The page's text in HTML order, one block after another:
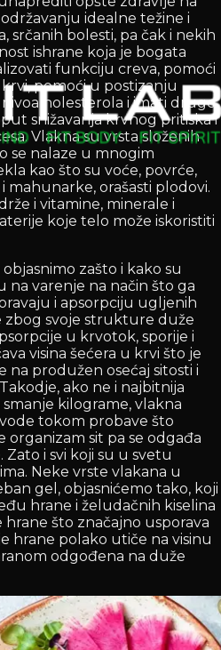
idealne težine i
srčanih bolesti, pa čak i nekih
ishrane koja je bogata
funkciju creva, pomoći
pomoći u postizanju
holesterola i imati druge
snižavanja krvnog pritiska i
Vlakna su vrsta složenih
se nalaze u mnogim
kao što su voće, povrće,
mahunarke, orašasti plodovi.
i vitamine, minerale i
koje telo može iskoristiti
zašto i kako su
na varenje na način što ga
i apsorpciju ugljenih
zbog svoje strukture duže
u krvotok, sporije i
visina šećera u krvi što je
na produžen osećaj sitosti i
ako ne i najbitnija
kilograme, vlakna
tokom probave što
sit pa se odgađa
i svi koji su u svetu
Neke vrste vlakana u
gel, objasnićemo tako, koji
hrane i želudačnih kiselina
što značajno usporava
hrane polako utiče na visinu
odgođena na duže